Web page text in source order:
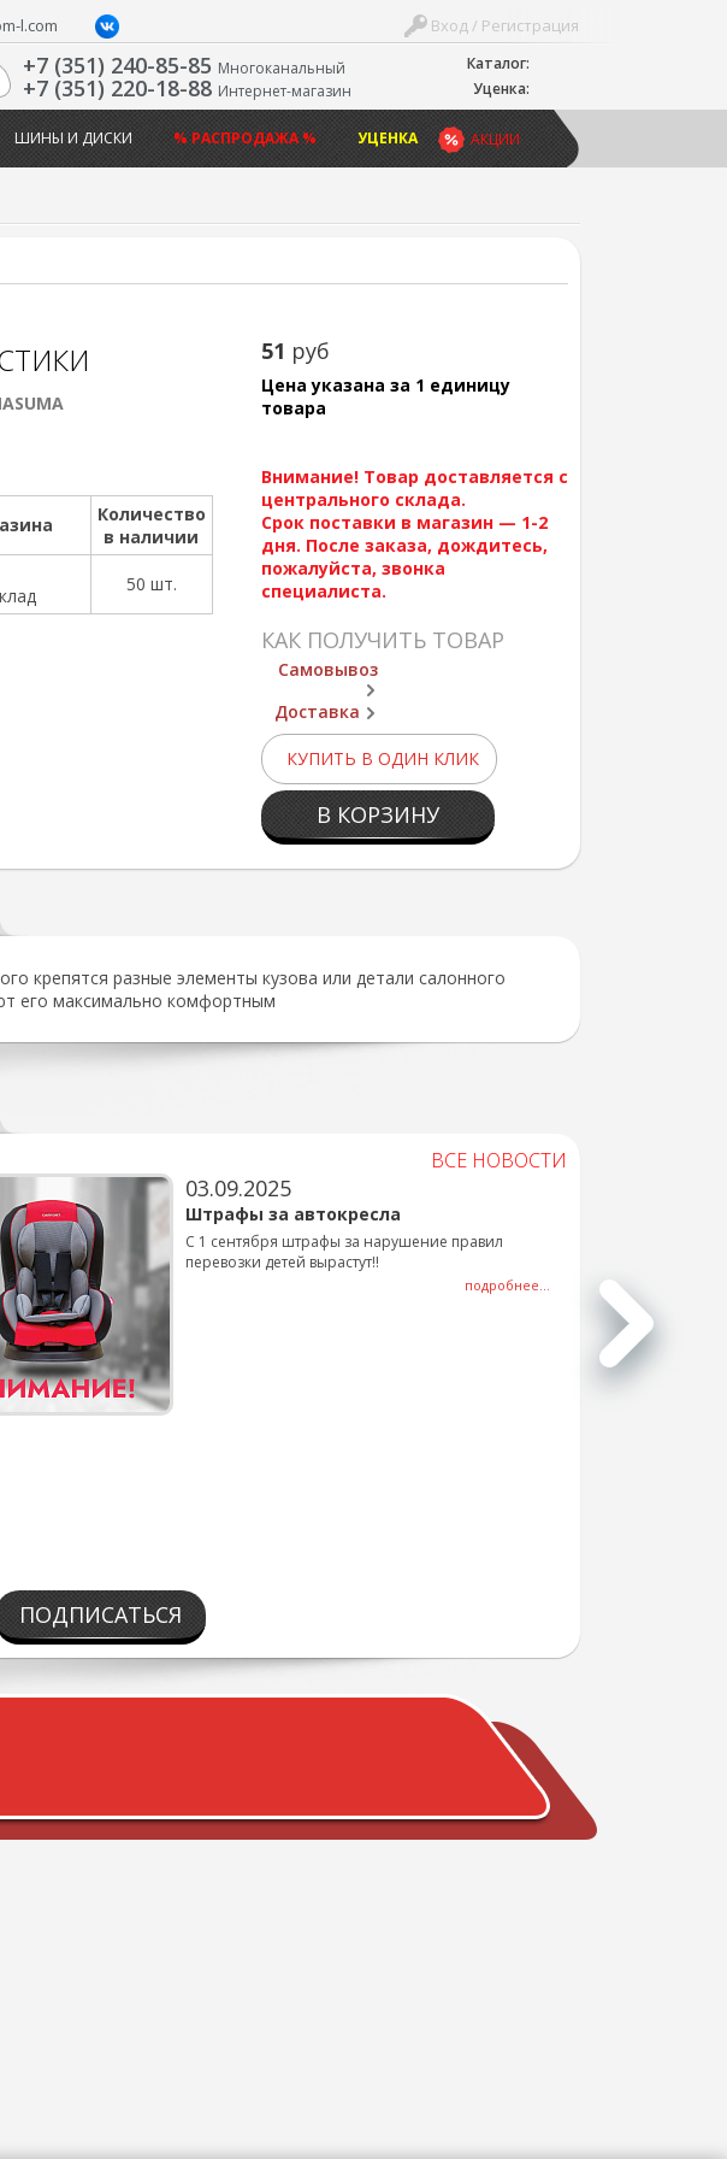
Каталог:
Уценка:
Вход / Регистрация
l.com
+7 (351) 240-85-85 Многоканальный
+7 (351) 220-18-88 Интернет-магазин
АКЦИИ
ШИНЫ И ДИСКИ % РАСПРОДАЖА % УЦЕНКА
51 руб
Цена указана за 1 единицу
товара
Внимание! Товар доставляется с
центрального склада.
Срок поставки в магазин — 1-2
дня. После заказа, дождитесь,
пожалуйста, звонка
специалиста.
КАК ПОЛУЧИТЬ ТОВАР
Самовывоз
Доставка
КУПИТЬ В ОДИН КЛИК
В КОРЗИНУ
Количество
в наличии
50 шт.
крепятся разные элементы кузова или детали салонного
его максимально комфортным
ВСЕ НОВОСТИ
03.09.2025
Штрафы за автокресла
С 1 сентября штрафы за нарушение правил
перевозки детей вырастут!!
подробнее...
ПОДПИСАТЬСЯ